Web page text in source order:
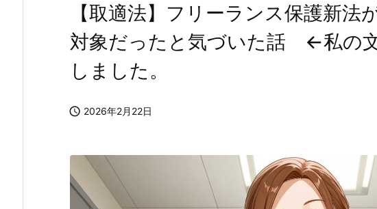
【取適法】フリーランス保護新法
対象だったと気づいた話 ←私の
しました。
 2026年2月22日